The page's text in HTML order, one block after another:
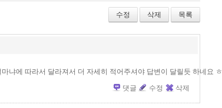
수정 삭제 목록
냐에 따라서 달라져서 더 자세히 적어주셔야 답변이 달릴듯 하네요 ㅎ
댓글
수정 삭제